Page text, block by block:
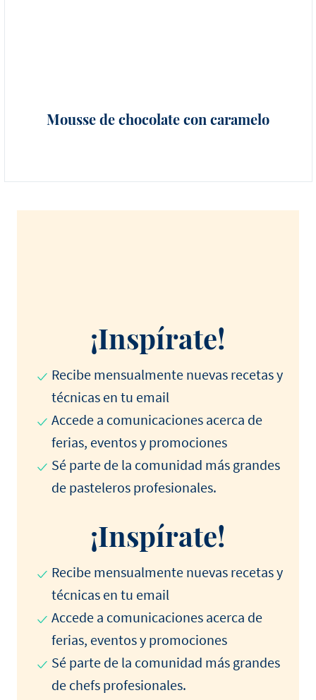
Mousse de chocolate con caramelo
¡Inspírate!
Recibe mensualmente nuevas recetas y
técnicas en tu email
Accede a comunicaciones acerca de
ferias, eventos y promociones
Sé parte de la comunidad más grandes
de pasteleros profesionales.
¡Inspírate!
Recibe mensualmente nuevas recetas y
técnicas en tu email
Accede a comunicaciones acerca de
ferias, eventos y promociones
Sé parte de la comunidad más grandes
de chefs profesionales.